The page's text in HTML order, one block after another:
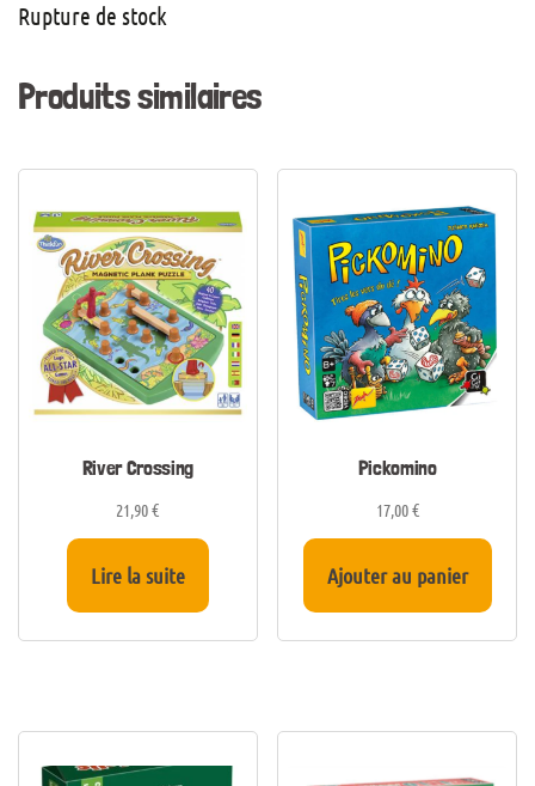
Rupture de stock
Produits similaires
River Crossing
21,90€
Lire la suite
Pickomino
17,00€
Ajouter au panier